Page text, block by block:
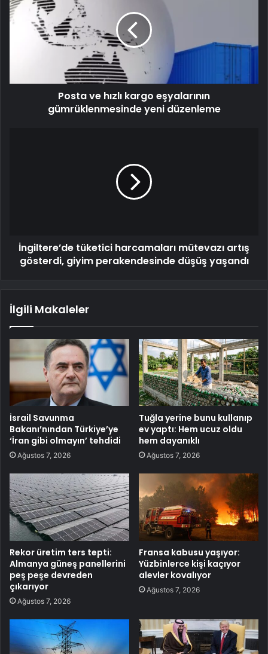
Posta ve hızlı kargo eşyalarının
gümrüklenmesinde yeni düzenleme
İngiltere’de tüketici harcamaları mütevazı artış
gösterdi, giyim perakendesinde düşüş yaşandı
İlgili Makaleler
İsrail Savunma
Bakanı’nından Türkiye’ye
‘İran gibi olmayın’ tehdidi
Ağustos 7, 2026
Tuğla yerine bunu kullanıp
ev yaptı: Hem ucuz oldu
hem dayanıklı
Ağustos 7, 2026
Rekor üretim ters tepti:
Almanya güneş panellerini
peş peşe devreden
çıkarıyor
Ağustos 7, 2026
Fransa kabusu yaşıyor:
Yüzbinlerce kişi kaçıyor
alevler kovalıyor
Ağustos 7, 2026